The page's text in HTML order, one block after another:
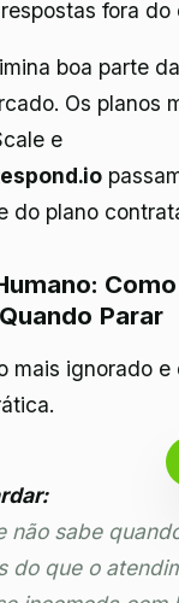
fora do
boa parte
Os planos
e
do plano
Parar
mais ignorado e
não sabe
do que o